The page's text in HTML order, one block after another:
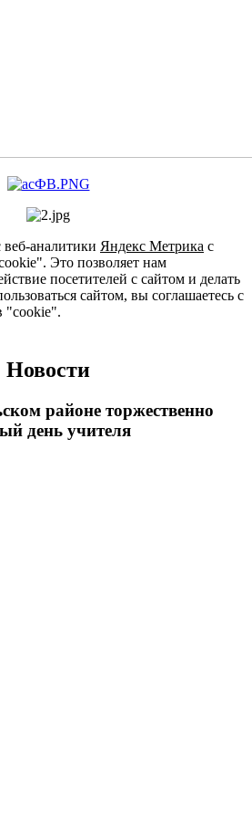
веб-аналитики Яндекс Метрика с
Это позволяет нам
посетителей с сайтом и делать
сайтом, вы соглашаетесь с
"cookie".
Новости
районе торжественно
день учителя